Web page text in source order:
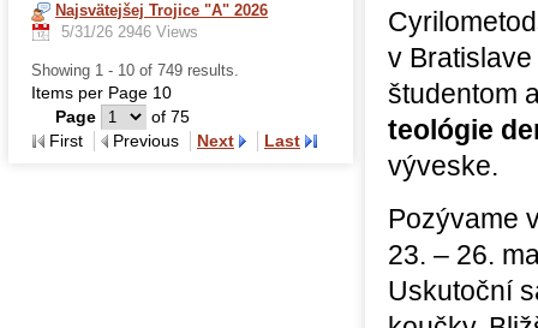
Najsvätejšej Trojice "A" 2026
5/31/26 2946 Views
Showing 1 - 10 of 749 results.
Items per Page 10
Page
of 75
First
Previous Next Last
v
študentom
teológie
výveske.
Pozývame
23. – 26.
Uskutoční